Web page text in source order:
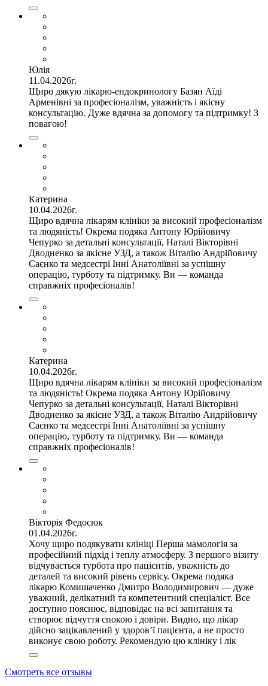
Юлія
11.04.2026г.
Щиро дякую лікарю-ендокринологу Базян Аїді
Арменівні за професіоналізм, уважність і якісну
консультацію. Дуже вдячна за допомогу та підтримку! З
повагою!
Катерина
10.04.2026г.
Щиро вдячна лікарям клініки за високий професіоналізм
та людяність! Окрема подяка Антону Юрійовичу
Чепурко за детальні консультації, Наталі Вікторівні
Дводненко за якісне УЗД, а також Віталію Андрійовичу
Саєнко та медсестрі Інні Анатоліївні за успішну
операцію, турботу та підтримку. Ви — команда
справжніх професіоналів!
Катерина
10.04.2026г.
Щиро вдячна лікарям клініки за високий професіоналізм
та людяність! Окрема подяка Антону Юрійовичу
Чепурко за детальні консультації, Наталі Вікторівні
Дводненко за якісне УЗД, а також Віталію Андрійовичу
Саєнко та медсестрі Інні Анатоліївні за успішну
операцію, турботу та підтримку. Ви — команда
справжніх професіоналів!
Вікторія Федосюк
01.04.2026г.
Хочу щиро подякувати клініці Перша мамологія за
професійний підхід і теплу атмосферу. З першого візиту
відчувається турбота про пацієнтів, уважність до
деталей та високий рівень сервісу. Окрема подяка
лікарю Комишаченко Дмитро Володимирович — дуже
уважний, делікатний та компетентний спеціаліст. Все
доступно пояснює, відповідає на всі запитання та
створює відчуття спокою і довіри. Видно, що лікар
дійсно зацікавлений у здоров’ї пацієнта, а не просто
виконує свою роботу. Рекомендую цю клініку і лік
Смотреть все отзывы